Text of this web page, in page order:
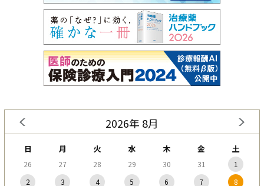
2026年 8月
日 月 火 水 木 金 土
26 27 28 29 30 31
1
2
3 4 5 6 7
8